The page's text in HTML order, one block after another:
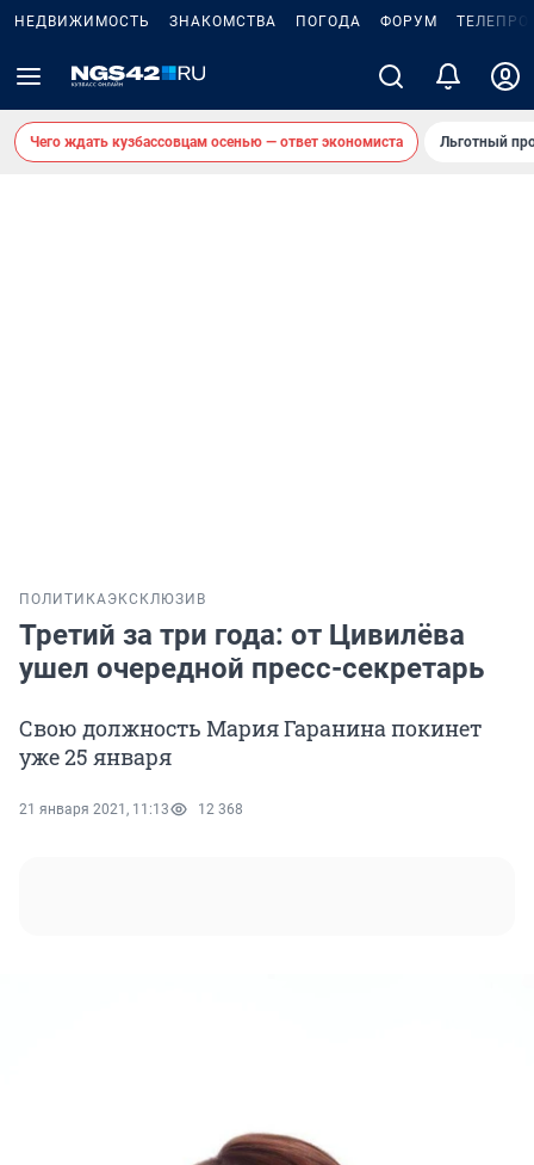
НЕДВИЖИМОСТЬ ЗНАКОМСТВА ПОГОДА ФОРУМ
Чего ждать кузбассовцам осенью — ответ экономиста Льготный
ПОЛИТИКАЭКСКЛЮЗИВ
Третий за три года: от Цивилёва
ушел очередной пресс-секретарь
Свою должность Мария Гаранина покинет
уже 25 января
21 января 2021, 11:13 12 368